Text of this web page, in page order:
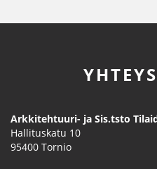
Arkkitehtuuri- ja Sis.tsto
Hallituskatu 10
95400 Tornio